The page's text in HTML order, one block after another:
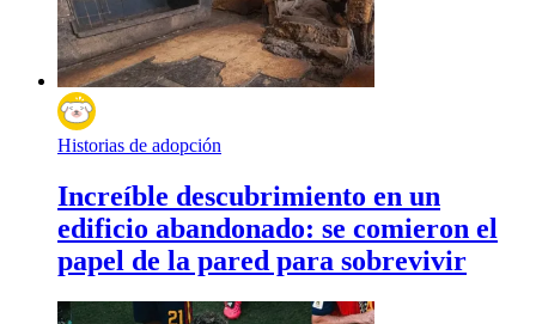
Historias de adopción
Increíble descubrimiento en un
edificio abandonado: se comieron el
papel de la pared para sobrevivir